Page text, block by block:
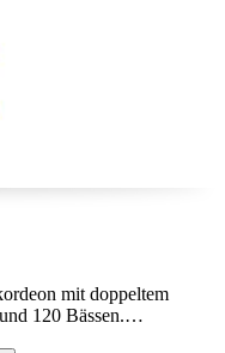
mit doppeltem
120 Bässen.
genagelte A Mano-